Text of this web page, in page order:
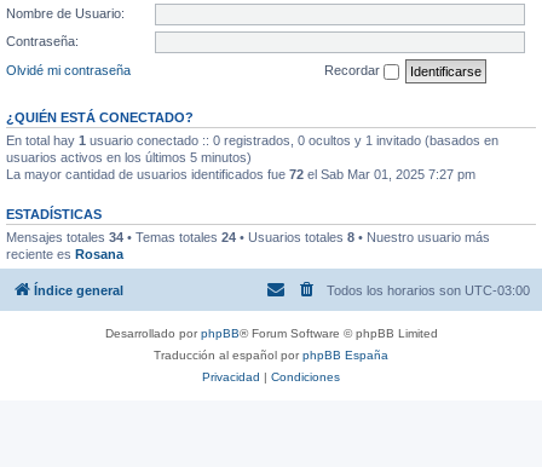
Nombre de Usuario:
Contraseña:
Olvidé mi contraseña
Recordar
¿QUIÉN ESTÁ CONECTADO?
En total hay 1 usuario conectado :: 0 registrados, 0 ocultos y 1 invitado (basados en
usuarios activos en los últimos 5 minutos)
La mayor cantidad de usuarios identificados fue 72 el Sab Mar 01, 2025 7:27 pm
ESTADÍSTICAS
Mensajes totales 34 • Temas totales 24 • Usuarios totales 8 • Nuestro usuario más
reciente es Rosana
Índice general Todos los horarios son UTC-03:00
Desarrollado porphpBB® Forum Software © phpBB Limited
Traducción al español porphpBB España
Privacidad | Condiciones